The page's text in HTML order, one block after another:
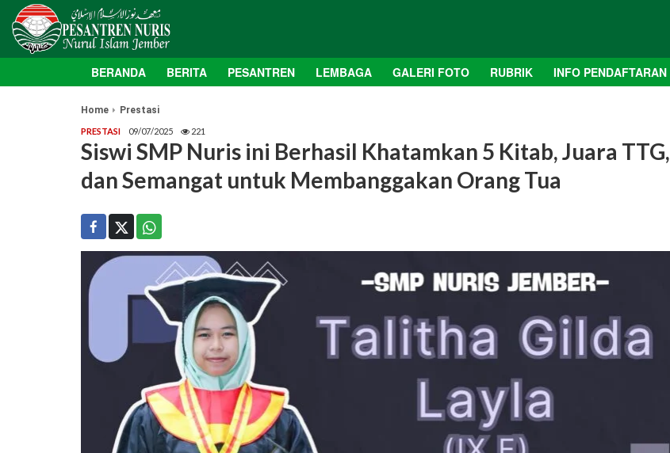
BERANDA BERITA PESANTREN LEMBAGA GALERI FOTO RUBRIK INFO PENDAFTARAN
Home Prestasi
PRESTASI 09/07/2025 221
Siswi SMP Nuris ini Berhasil Khatamkan 5 Kitab, Juara TTG,
dan Semangat untuk Membanggakan Orang Tua